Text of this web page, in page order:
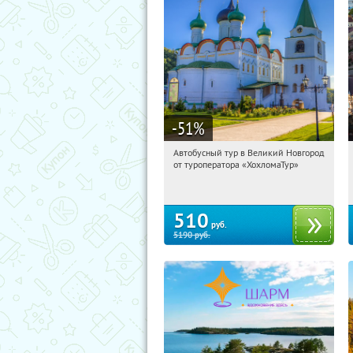
-51%
18:29:58 Купили:2
Автобусный тур в Великий Новгород
от туроператора «ХохломаТур»
510 руб.
5190руб.